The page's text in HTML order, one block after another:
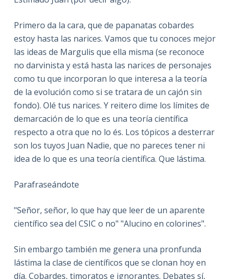
Primero da la cara, que de papanatas cobardes
estoy hasta las narices. Vamos que tu conoces mejor
las ideas de Margulis que ella misma (se reconoce
no darvinista y está hasta las narices de personajes
como tu que incorporan lo que interesa a la teoría
de la evolución como si se tratara de un cajón sin
fondo). Olé tus narices. Y reitero dime los límites de
demarcación de lo que es una teoría científica
respecto a otra que no lo és. Los tópicos a desterrar
son los tuyos Juan Nadie, que no pareces tener ni
idea de lo que es una teoría científica. Que lástima.
Parafraseándote
"Señor, señor, lo que hay que leer de un aparente
científico sea del CSIC o no" "Alucino en colorines".
Sin embargo también me genera una pronfunda
lástima la clase de científicos que se clonan hoy en
día. Cobardes, timoratos e ignorantes. Debates sí,